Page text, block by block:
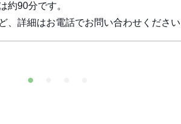
約90分です。
、詳細はお電話でお問い合わせください